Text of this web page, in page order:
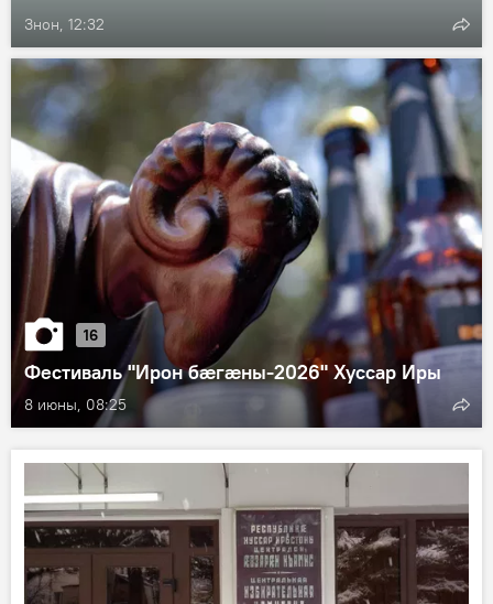
Знон, 12:32
8 июны, 08:25
16
Фестиваль "Ирон бæгæны-2026" Хуссар Иры